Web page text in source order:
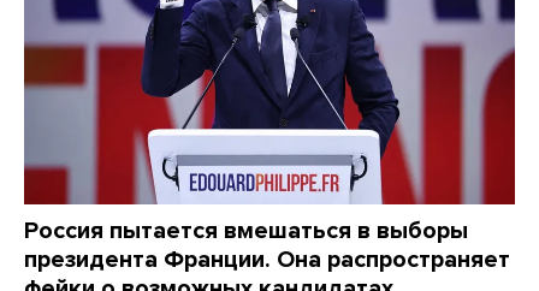
Россия пытается вмешаться в выборы
президента Франции. Она распространяет